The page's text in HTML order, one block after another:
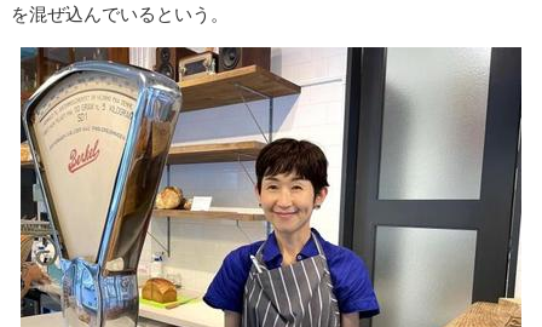
を混ぜ込んでいるという。